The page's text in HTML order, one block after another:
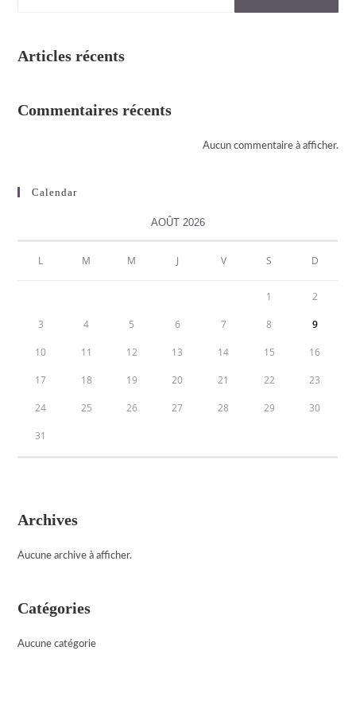
Articles récents
Commentaires récents
Aucun commentaire à afficher.
Calendar
AOÛT 2026
L M M J V S D
1 2
3 4 5 6 7 8 9
10 11 12 13 14 15 16
17 18 19 20 21 22 23
24 25 26 27 28 29 30
31
Archives
Aucune archive à afficher.
Catégories
Aucune catégorie